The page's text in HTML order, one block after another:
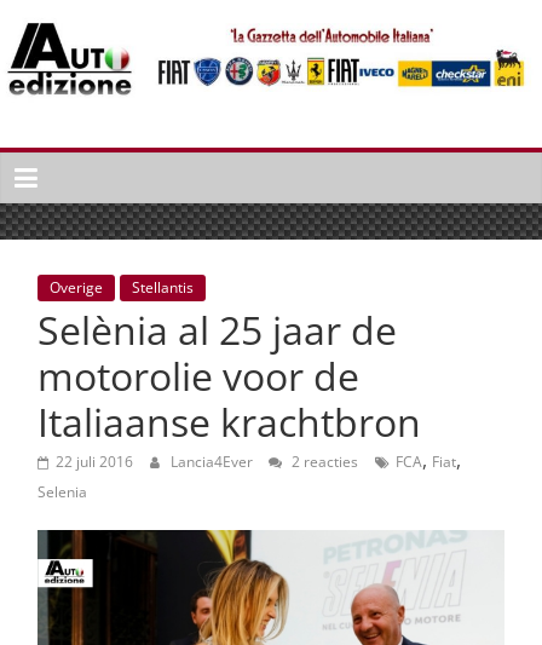
naar
inhoud
Auto
Edizione
La
Gazetta
dell'Automobile
Italiana
autonieuws
lifestyle
Overige Stellantis
Selènia al 25 jaar de
motorolie voor de
Italiaanse krachtbron
22 juli 2016 Lancia4Ever 2 reacties FCA, Fiat,
Selenia